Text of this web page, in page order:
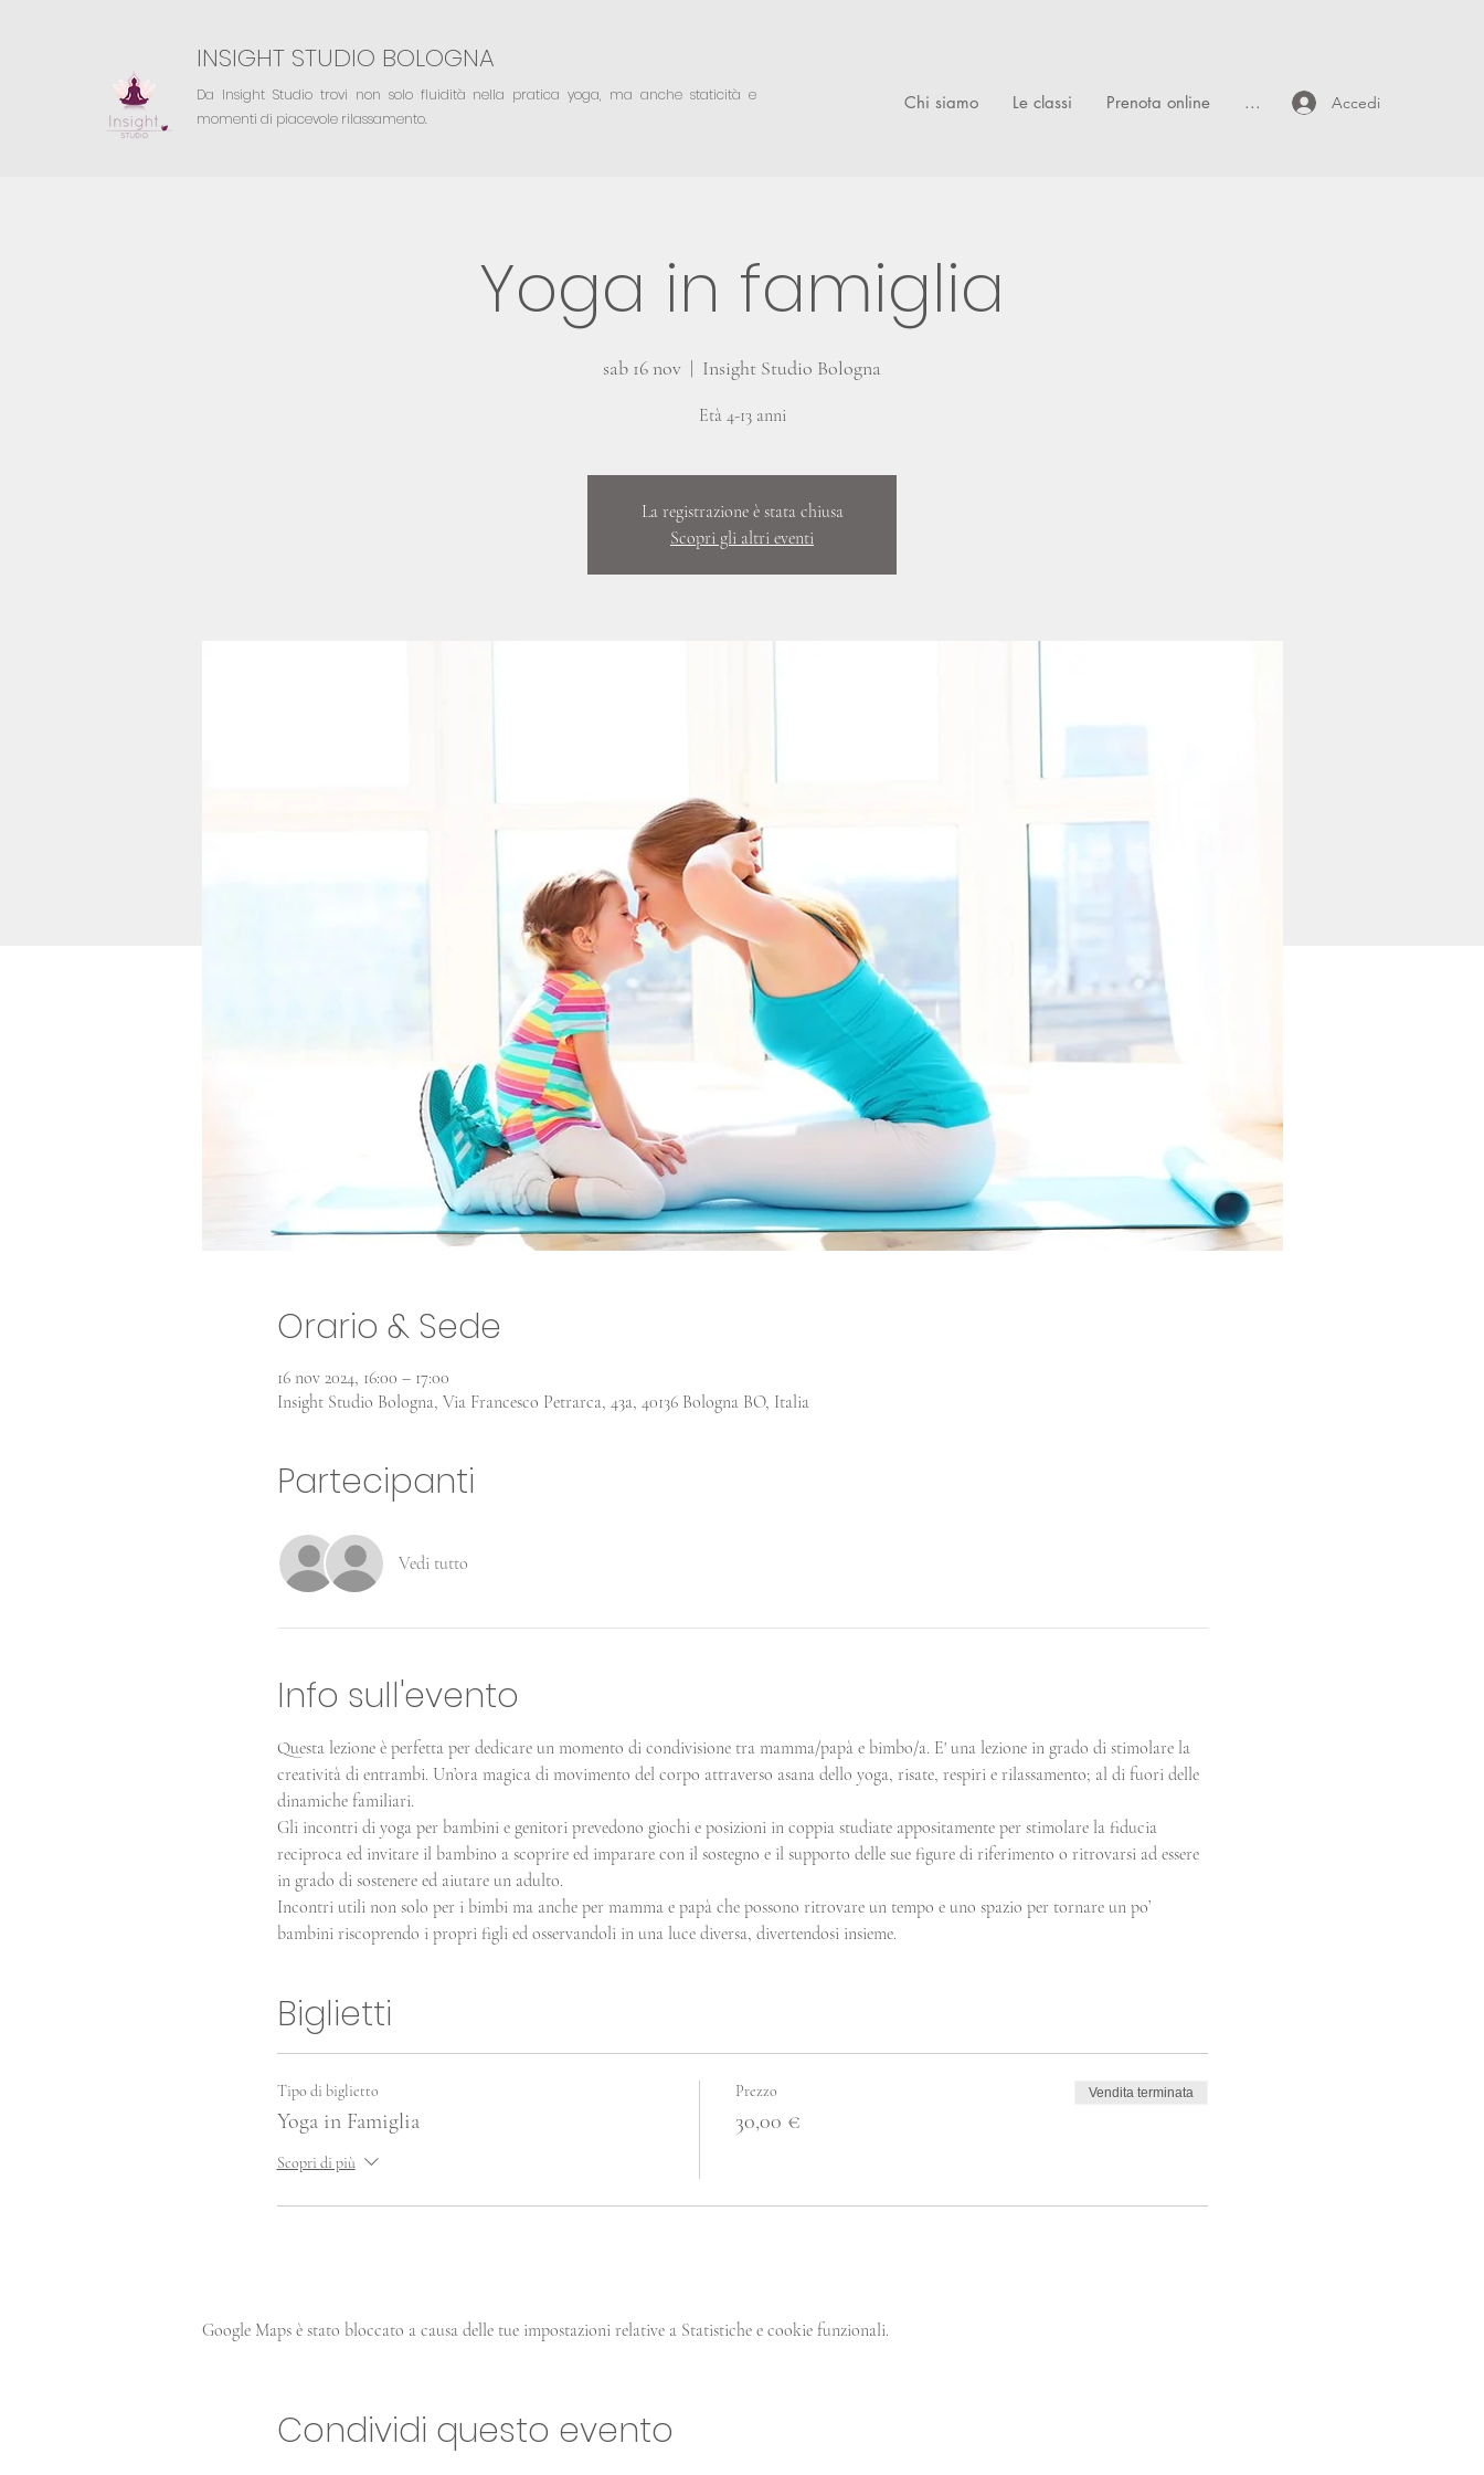
INSIGHT STUDIO BOLOGNA
Da Insight Studio trovi non solo fluidità nella pratica yoga, ma anche staticità e
momenti di piacevole rilassamento.
Accedi
Chi siamo Le classi Prenota online ...
Yoga in famiglia
sab 16 nov
  |
Insight Studio Bologna
Età 4-13 anni
La registrazione è stata chiusa
Scopri gli altri eventi
Orario & Sede
16 nov 2024, 16:00 – 17:00
Insight Studio Bologna, Via Francesco Petrarca, 43a, 40136 Bologna BO, Italia
Partecipanti
Vedi tutto
Info sull'evento
Questa lezione è perfetta per dedicare un momento di condivisione tra mamma/papà e bimbo/a. E' una lezione in grado di stimolare la
creatività di entrambi. Un’ora magica di movimento del corpo attraverso asana dello yoga, risate, respiri e rilassamento; al di fuori delle
dinamiche familiari.
Gli incontri di yoga per bambini e genitori prevedono giochi e posizioni in coppia studiate appositamente per stimolare la fiducia
reciproca ed invitare il bambino a scoprire ed imparare con il sostegno e il supporto delle sue figure di riferimento o ritrovarsi ad essere
in grado di sostenere ed aiutare un adulto.
Incontri utili non solo per i bimbi ma anche per mamma e papà che possono ritrovare un tempo e uno spazio per tornare un po’
bambini riscoprendo i propri figli ed osservandoli in una luce diversa, divertendosi insieme.
Biglietti
Tipo di biglietto
Yoga in Famiglia
Scopri di più
Prezzo
30,00 €
Vendita terminata
Google Maps è stato bloccato a causa delle tue impostazioni relative a Statistiche e cookie funzionali.
Condividi questo evento